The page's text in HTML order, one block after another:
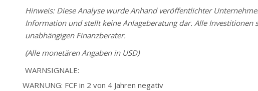
Hinweis: Diese Analyse wurde Anhand veröffentlichter
Information und stellt keine Anlageberatung dar. Alle
unabhängigen Finanzberater.
(Alle monetären Angaben in USD)
WARNSIGNALE:
WARNUNG: FCF in 2 von 4 Jahren negativ